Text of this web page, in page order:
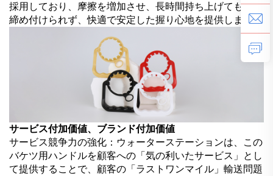
採用しており、摩擦を増加させ、長時間持ち上げても手が
締め付けられず、快適で安定した握り心地を提供します。
サービス付加価値、ブランド付加価値
サービス競争力の強化：ウォーターステーションは、この
バケツ用ハンドルを顧客への「気の利いたサービス」とし
て提供することで、顧客の「ラストワンマイル」輸送問題